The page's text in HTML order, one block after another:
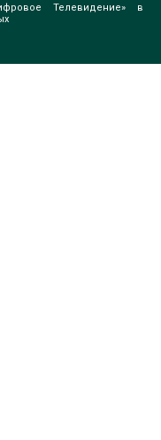
Телевидение» в